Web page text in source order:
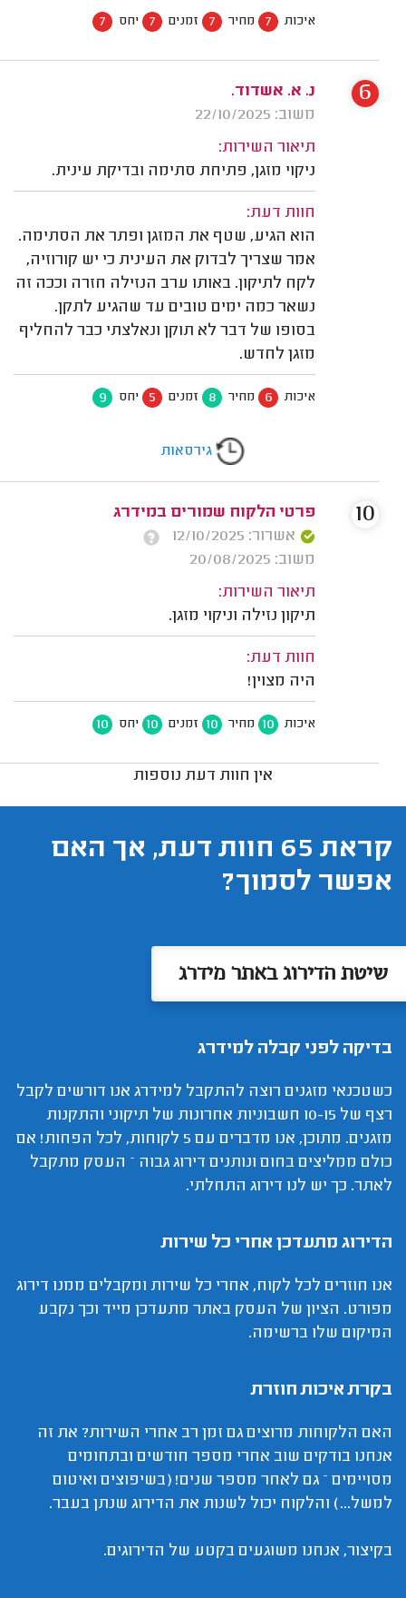
איכות 7 מחיר 7 זמנים 7 יחס 7
נ. א. אשדוד.
משוב: 22/10/2025
תיאור השירות:
ניקוי מזגן, פתיחת סתימה ובדיקת עינית.
חוות דעת:
הוא הגיע, שטף את המזגן ופתר את הסתימה.
אמר שצריך לבדוק את העינית כי יש קורוזיה,
לקח לתיקון. באותו ערב הנזילה חזרה וככה זה
נשאר כמה ימים טובים עד שהגיע לתקן.
בסופו של דבר לא תוקן ונאלצתי כבר להחליף
מזגן לחדש.
איכות 6 מחיר 8 זמנים 5 יחס 9
6
גירסאות
פרטי הלקוח שמורים במידרג
אשרור: 12/10/2025
משוב: 20/08/2025
תיאור השירות:
תיקון נזילה וניקוי מזגן.
חוות דעת:
היה מצוין!
איכות 10 מחיר 10 זמנים 10 יחס 10
10
אין חוות דעת נוספות
קראת 65 חוות דעת, אך האם
אפשר לסמוך?
שיטת הדירוג באתר מידרג
בדיקה לפני קבלה למידרג
כשטכנאי מזגנים רוצה להתקבל למידרג אנו דורשים לקבל
רצף של 10-15 חשבוניות אחרונות של תיקוני והתקנות
מזגנים. מתוכן, אנו מדברים עם 5 לקוחות, לכל הפחות! אם
כולם ממליצים בחום ונותנים דירוג גבוה – העסק מתקבל
לאתר. כך יש לנו דירוג התחלתי.
הדירוג מתעדכן אחרי כל שירות
אנו חוזרים לכל לקוח, אחרי כל שירות ומקבלים ממנו דירוג
מפורט. הציון של העסק באתר מתעדכן מייד וכך נקבע
המיקום שלו ברשימה.
בקרת איכות חוזרת
האם הלקוחות מרוצים גם זמן רב אחרי השירות? את זה
אנחנו בודקים שוב אחרי מספר חודשים ובתחומים
מסויימים – גם לאחר מספר שנים! (בשיפוצים ואיטום
למשל...) והלקוח יכול לשנות את הדירוג שנתן בעבר.
בקיצור, אנחנו משוגעים בקטע של הדירוגים.